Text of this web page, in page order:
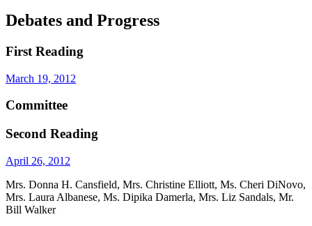
Debates and Progress
First Reading
March 19, 2012
Committee
Second Reading
April 26, 2012
Mrs. Donna H. Cansfield, Mrs. Christine Elliott, Ms. Cheri DiNovo,
Mrs. Laura Albanese, Ms. Dipika Damerla, Mrs. Liz Sandals, Mr.
Bill Walker